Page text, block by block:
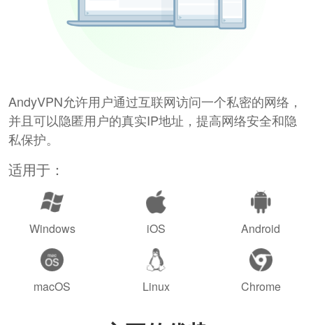
AndyVPN允许用户通过互联网访问一个私密的网络，
并且可以隐匿用户的真实IP地址，提高网络安全和隐
私保护。
适用于：
Windows iOS Android
macOS Linux Chrome